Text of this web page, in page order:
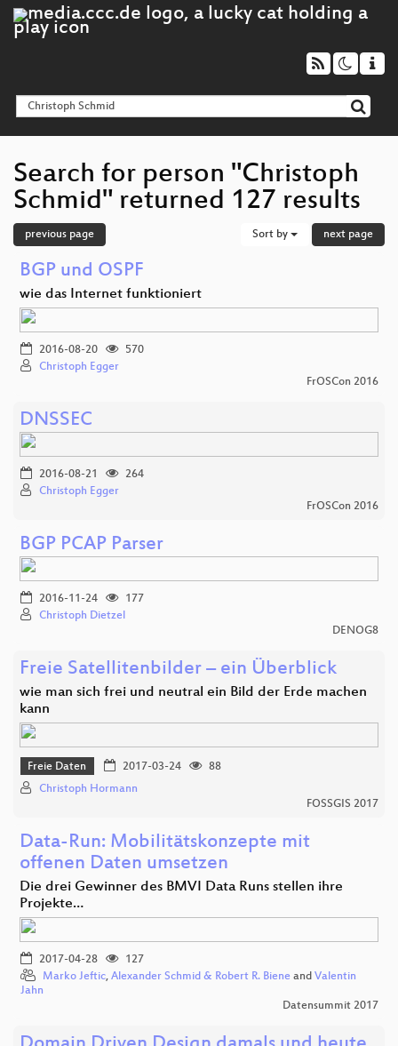
Search for person "Christoph
Schmid" returned 127 results
previous page Sort by next page
BGP und OSPF
wie das Internet funktioniert
2016-08-20
570
Christoph Egger
FrOSCon 2016
DNSSEC
2016-08-21
264
Christoph Egger
FrOSCon 2016
BGP PCAP Parser
2016-11-24
177
Christoph Dietzel
DENOG8
Freie Satellitenbilder – ein Überblick
wie man sich frei und neutral ein Bild der Erde machen
kann
Freie Daten 2017-03-24
88
Christoph Hormann
FOSSGIS 2017
Data-Run: Mobilitätskonzepte mit
offenen Daten umsetzen
Die drei Gewinner des BMVI Data Runs stellen ihre
Projekte…
2017-04-28
127
Marko Jeftic, Alexander Schmid & Robert R. Biene and Valentin
Jahn
Datensummit 2017